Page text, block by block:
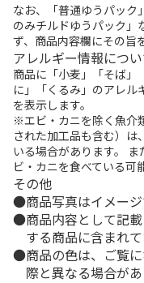
なお、「普通ゆうパック
のみチルドゆうパック」
ず、商品内容欄にその旨
アレルギー情報につ
商品に「小麦」「そば」
に」「くるみ」のアレル
を表示します。
※エビ・カニを除く魚介
された加工品も含む）は
いる場合があります。
ビ・カニを食べている可
その他
商品写真はイメージ
商品内容として記
する商品に含まれて
商品の色は、ご覧
際と異なる場合があ